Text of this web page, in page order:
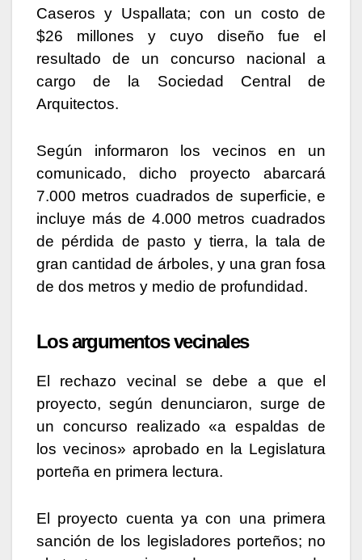
Caseros y Uspallata; con un costo de
$26 millones y cuyo diseño fue el
resultado de un concurso nacional a
cargo de la Sociedad Central de
Arquitectos.
Según informaron los vecinos en un
comunicado, dicho proyecto abarcará
7.000 metros cuadrados de superficie, e
incluye más de 4.000 metros cuadrados
de pérdida de pasto y tierra, la tala de
gran cantidad de árboles, y una gran fosa
de dos metros y medio de profundidad.
Los argumentos vecinales
El rechazo vecinal se debe a que el
proyecto, según denunciaron, surge de
un concurso realizado «a espaldas de
los vecinos» aprobado en la Legislatura
porteña en primera lectura.
El proyecto cuenta ya con una primera
sanción de los legisladores porteños; no